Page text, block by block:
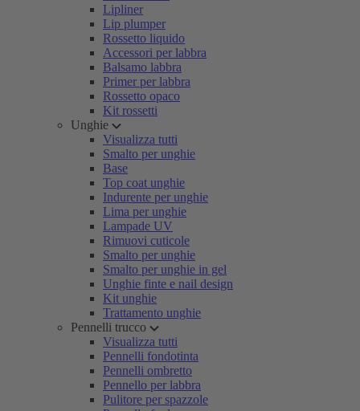
Lipliner
Lip plumper
Rossetto liquido
Accessori per labbra
Balsamo labbra
Primer per labbra
Rossetto opaco
Kit rossetti
Unghie
Visualizza tutti
Smalto per unghie
Base
Top coat unghie
Indurente per unghie
Lima per unghie
Lampade UV
Rimuovi cuticole
Smalto per unghie
Smalto per unghie in gel
Unghie finte e nail design
Kit unghie
Trattamento unghie
Pennelli trucco
Visualizza tutti
Pennelli fondotinta
Pennelli ombretto
Pennello per labbra
Pulitore per spazzole